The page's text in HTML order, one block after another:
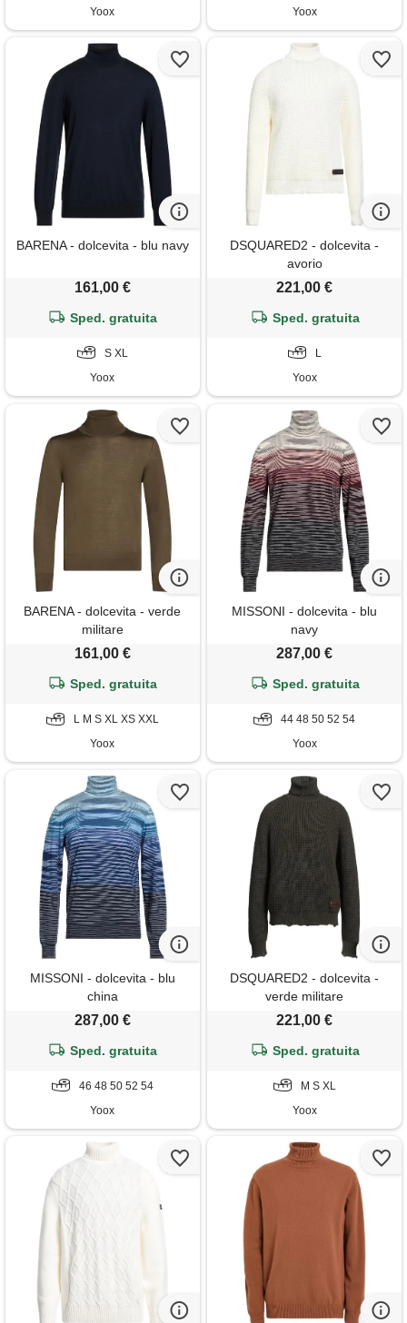
Yoox Yoox
BARENA - dolcevita - blu navy
161,00 €
Sped. gratuita
S XL
Yoox
DSQUARED2 - dolcevita -
avorio
221,00 €
Sped. gratuita
L
Yoox
BARENA - dolcevita - verde
militare
161,00 €
Sped. gratuita
L M S XL XS XXL
Yoox
MISSONI - dolcevita - blu
navy
287,00 €
Sped. gratuita
44 48 50 52 54
Yoox
MISSONI - dolcevita - blu
china
287,00 €
Sped. gratuita
46 48 50 52 54
Yoox
DSQUARED2 - dolcevita -
verde militare
221,00 €
Sped. gratuita
M S XL
Yoox